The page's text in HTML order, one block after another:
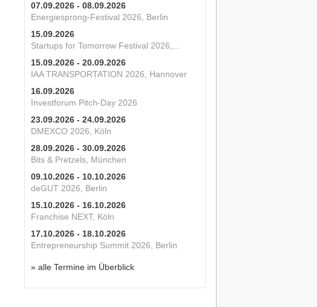
07.09.2026 - 08.09.2026
Energiesprong-Festival 2026, Berlin
15.09.2026
Startups for Tomorrow Festival 2026,...
15.09.2026 - 20.09.2026
IAA TRANSPORTATION 2026, Hannover
16.09.2026
Investforum Pitch-Day 2026
23.09.2026 - 24.09.2026
DMEXCO 2026, Köln
28.09.2026 - 30.09.2026
Bits & Pretzels, München
09.10.2026 - 10.10.2026
deGUT 2026, Berlin
15.10.2026 - 16.10.2026
Franchise NEXT, Köln
17.10.2026 - 18.10.2026
Entrepreneurship Summit 2026, Berlin
» alle Termine im Überblick